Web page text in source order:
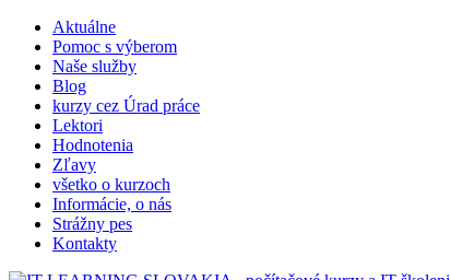
Aktuálne
Pomoc s výberom
Naše služby
Blog
kurzy cez Úrad práce
Lektori
Hodnotenia
Zľavy
všetko o kurzoch
Informácie, o nás
Strážny pes
Kontakty